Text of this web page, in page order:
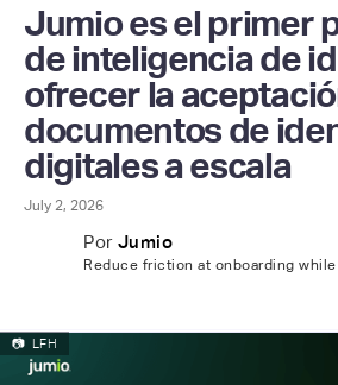
Jumio es el primer
de inteligencia de
ofrecer la
documentos de
digitales a escala
July 2, 2026
Por Jumio
Reduce friction at onboarding
📷 LFH